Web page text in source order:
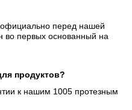
перед нашей
во первых основанный на
продуктов?
к нашим 1005 протезным